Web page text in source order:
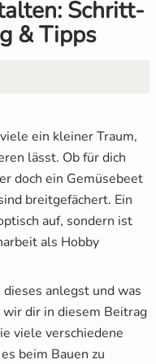
Schritt-
& Tipps
lohnt es sich!
– 5
ein kleiner Traum,
lässt. Ob für dich
doch ein Gemüsebeet
breitgefächert. Ein
auf, sondern ist
als Hobby
anlegst und was
dir in diesem Beitrag
viele verschiedene
beim Bauen zu